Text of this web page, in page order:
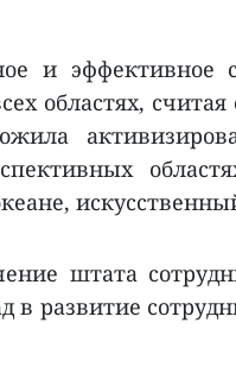
и эффективное
областях,
штата
в развитие